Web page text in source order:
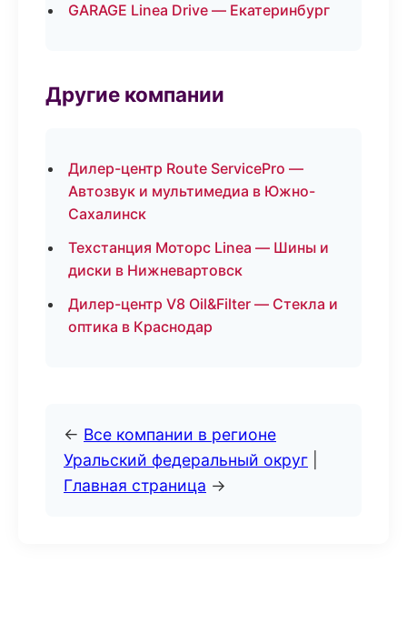
GARAGE Linea Drive — Екатеринбург
Другие компании
Дилер-центр Route ServicePro —
Автозвук и мультимедиа в Южно-
Сахалинск
Техстанция Моторс Linea — Шины и
диски в Нижневартовск
Дилер-центр V8 Oil&Filter — Стекла и
оптика в Краснодар
← Все компании в регионе
Уральский федеральный округ
Главная страница →